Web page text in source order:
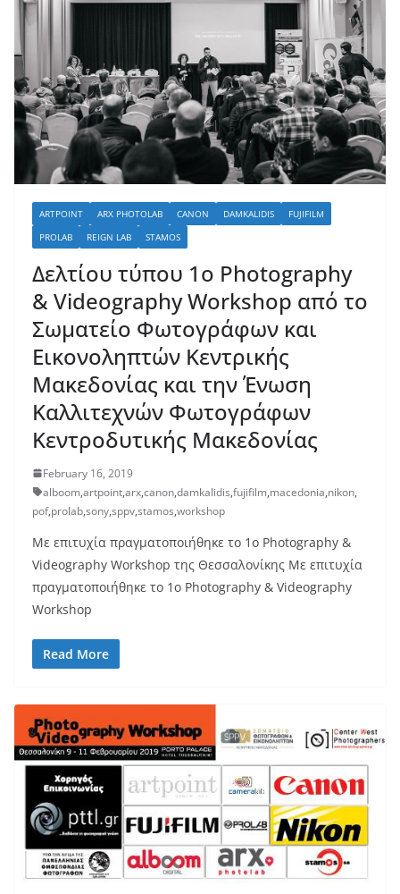
ARTPOINT ARX PHOTOLAB CANON DAMKALIDIS
FUJIFILM
PROLAB
REIGN LAB STAMOS
Δελτίου τύπου 1ο Photography
& Videography Workshop από το
Σωματείο Φωτογράφων και
Εικονοληπτών Κεντρικής
Μακεδονίας και την Ένωση
Καλλιτεχνών Φωτογράφων
Κεντροδυτικής Μακεδονίας
February 16, 2019
alboom,artpoint,arx,canon,damkalidis,fujifilm,macedonia,nikon,
pof,prolab,sony,sppv,stamos,workshop
Με επιτυχία πραγματοποιήθηκε το 1ο Photography &
Videography Workshop της Θεσσαλονίκης Με επιτυχία
πραγματοποιήθηκε το 1ο Photography & Videography
Workshop
Read More